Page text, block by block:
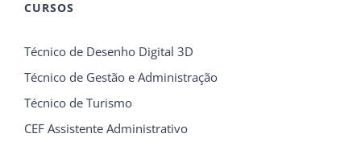
CURSOS
Técnico de Desenho Digital 3D
Técnico de Gestão e Administração
Técnico de Turismo
CEF Assistente Administrativo